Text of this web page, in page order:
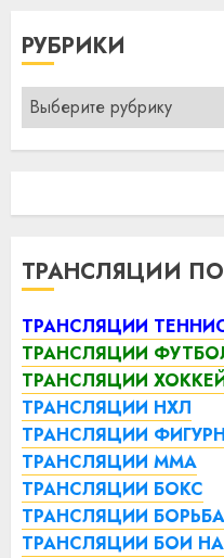
РУБРИКИ
Рубрики
ТРАНСЛЯЦИИ
ТРАНСЛЯЦИИ
ТРАНСЛЯЦИИ
ТРАНСЛЯЦИИ
ТРАНСЛЯЦИИ НХЛ
ТРАНСЛЯЦИИ
ТРАНСЛЯЦИИ ММА
ТРАНСЛЯЦИИ БОКС
ТРАНСЛЯЦИИ БОРЬБА
ТРАНСЛЯЦИИ БОИ